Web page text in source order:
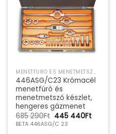
MENETFÚRÓ ÉS MENETMETSZŐ SZERSZÁMKÉSZLET
446ASG/C23 Krómacél
menetfúró és
menetmetsző készlet,
hengeres gázmenet
685 290Ft Original
price
was:
445 440FtCurrent
BETA 446ASG/C 23